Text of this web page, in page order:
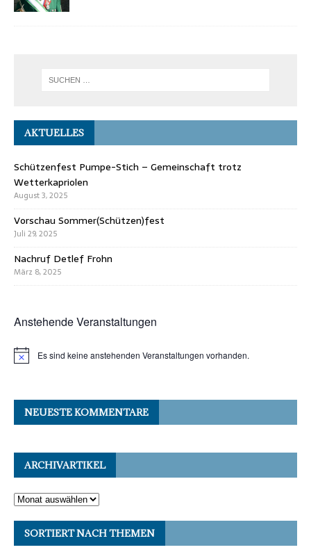
AKTUELLES
Schützenfest Pumpe-Stich – Gemeinschaft trotz
Wetterkapriolen
August 3, 2025
Vorschau Sommer(Schützen)fest
Juli 29, 2025
Nachruf Detlef Frohn
März 8, 2025
Anstehende Veranstaltungen
Es sind keine anstehenden Veranstaltungen vorhanden.
NEUESTE KOMMENTARE
ARCHIVARTIKEL
SORTIERT NACH THEMEN